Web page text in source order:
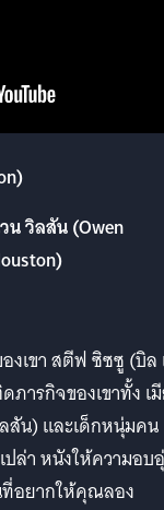
น วิลสัน (Owen
เขา สตีฟ ซิซซู (บิล
ารกิจของเขาทั้ง เ
ลสัน) และเด็กหนุ่มคน
ปล่า หนังให้ความอบ
อยากให้คุณลอง